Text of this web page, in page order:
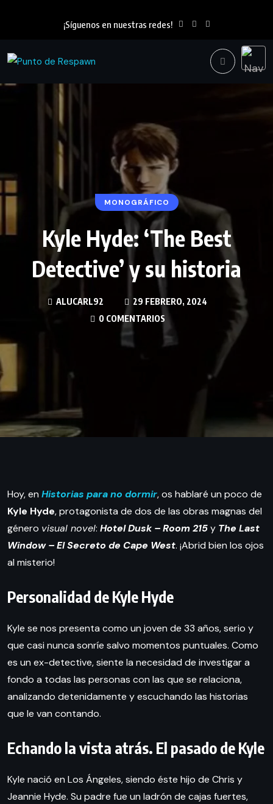
¡Síguenos en nuestras redes!
MONOGRÁFICO
Kyle Hyde: ‘The Best
Detective’ y su historia
ALUCARL92
29 FEBRERO, 2024
0 COMENTARIOS
Hoy, en Historias para no dormir, os hablaré un poco de
Kyle Hyde, protagonista de dos de las obras magnas del
género visual novel: Hotel Dusk – Room 215y The Last
Window – El Secreto de Cape West. ¡Abrid bien los ojos
al misterio!
Personalidad de Kyle Hyde
Kyle se nos presenta como un joven de 33 años, serio y
que casi nunca sonríe salvo momentos puntuales. Como
es un ex-detective, siente la necesidad de investigar a
fondo a todas las personas con las que se relaciona,
analizando detenidamente y escuchando las historias
que le van contando.
Echando la vista atrás. El pasado de Kyle
Kyle nació en Los Ángeles, siendo éste hijo de Chris y
Jeannie Hyde. Su padre fue un ladrón de cajas fuertes,